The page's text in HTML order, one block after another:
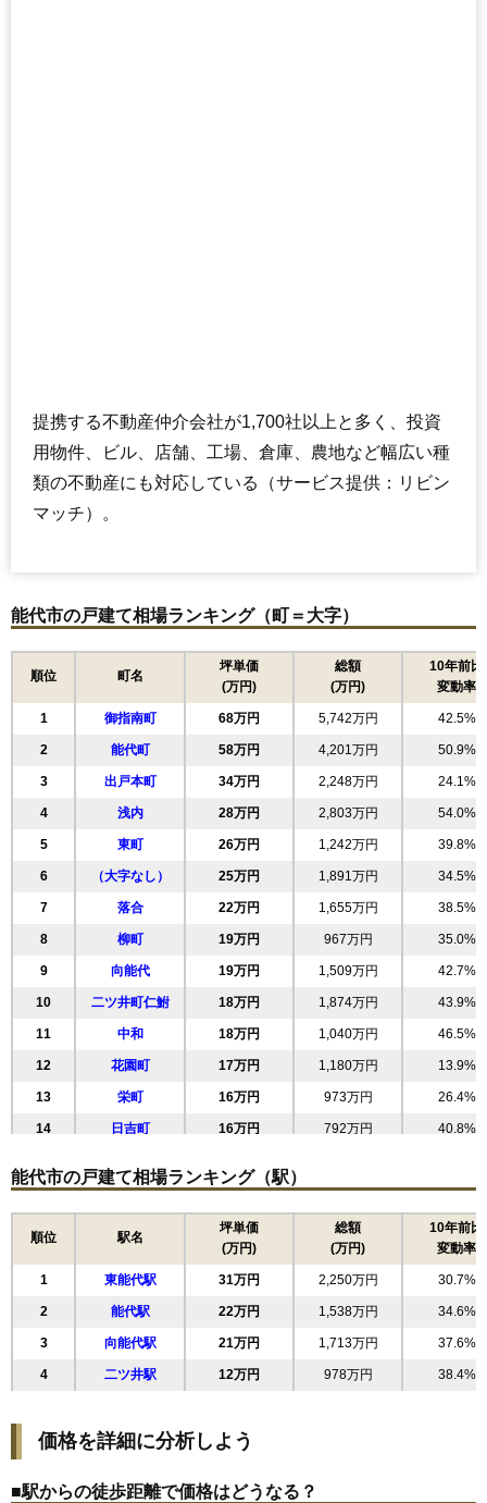
提携する不動産仲介会社が1,700社以上と多く、投資
用物件、ビル、店舗、工場、倉庫、農地など幅広い種
類の不動産にも対応している（サービス提供：リビン
マッチ）。
能代市の戸建て相場ランキング（町＝大字）
順位 町名
坪単価
(万円)
総額
(万円)
10年前比
変動率
1 御指南町 68万円 5,742万円 42.5%
2 能代町 58万円 4,201万円 50.9%
3 出戸本町 34万円 2,248万円 24.1%
4 浅内 28万円 2,803万円 54.0%
5 東町 26万円 1,242万円 39.8%
6 （大字なし） 25万円 1,891万円 34.5%
7 落合 22万円 1,655万円 38.5%
8 柳町 19万円 967万円 35.0%
9 向能代 19万円 1,509万円 42.7%
10 二ツ井町仁鮒 18万円 1,874万円 43.9%
11 中和 18万円 1,040万円 46.5%
12 花園町 17万円 1,180万円 13.9%
13 栄町 16万円 973万円 26.4%
14 日吉町 16万円 792万円 40.8%
16 松美町 14万円 708万円 44.1%
13万円 1,249万円 35.7%
12万円 646万円 77.2%
19 昭南町 11万円 1,187万円 3.5%
20 河戸川 11万円 666万円 31.9%
21 二ツ井町荷上場 7.0万円 477万円 17.0%
22 住吉町 4.7万円 189万円 -4.1%
能代市の戸建て相場ランキング（駅）
順位 駅名
坪単価
(万円)
総額
(万円)
10年前比
変動率
1 東能代駅 31万円 2,250万円 30.7%
2 能代駅 22万円 1,538万円 34.6%
3 向能代駅 21万円 1,713万円 37.6%
4 二ツ井駅 12万円 978万円 38.4%
価格を詳細に分析しよう
■駅からの徒歩距離で価格はどうなる？